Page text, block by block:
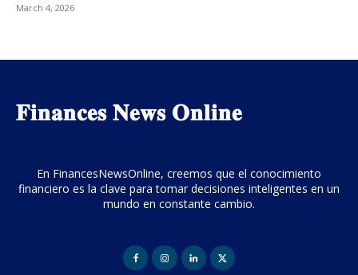
March 4, 2026
𝐅𝐢𝐧𝐚𝐧𝐜𝐞𝐬 𝐍𝐞𝐰𝐬 𝐎𝐧𝐥𝐢𝐧𝐞
En FinancesNewsOnline, creemos que el conocimiento
financiero es la clave para tomar decisiones inteligentes en un
mundo en constante cambio.